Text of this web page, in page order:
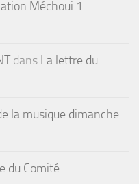
Méchoui 1
dans La lettre du
la musique dimanche
du Comité